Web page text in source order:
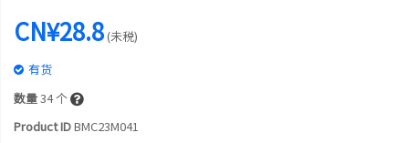
CN¥28.8(未税)
有货
数量34个
Product IDBMC23M041